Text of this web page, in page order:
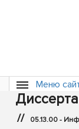
Меню
// 05.13.00 -